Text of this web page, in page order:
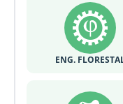
ENG.